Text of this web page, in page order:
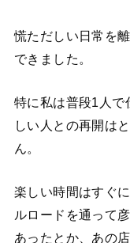
慌ただしい日常を
できました。
特に私は普段1人で
しい人との再開は
ん。
楽しい時間はすぐ
ルロードを通って
あったとか、あの